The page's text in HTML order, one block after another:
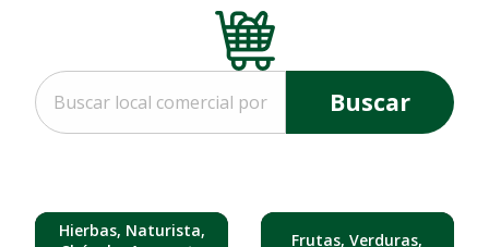
Buscar
Hierbas, Naturista,
Frutas, Verduras,